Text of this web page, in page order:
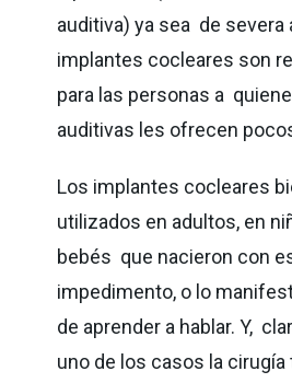
auditiva) ya sea de severa
implantes cocleares son
para las personas a
auditivas les ofrecen
Los implantes cocleares
utilizados en adultos, en
bebés que nacieron con
impedimento, o lo
de aprender a hablar. Y,
uno de los casos la